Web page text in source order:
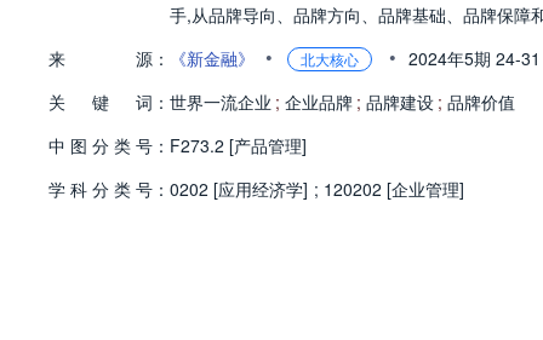
手,从品牌导向、品牌方向、品牌基础、品牌保
品牌价值,助力世界一流企业建设。
来 源： 《新金融》 • 北大核心 • 2024年5期 24-
关
键 词： 世界一流企业 ; 企业品牌 ; 品牌建设 ; 品牌价值
中 图 分 类 号： F273.2 [产品管理]
学 科 分 类 号： 0202 [应用经济学] ; 120202 [企业管理]